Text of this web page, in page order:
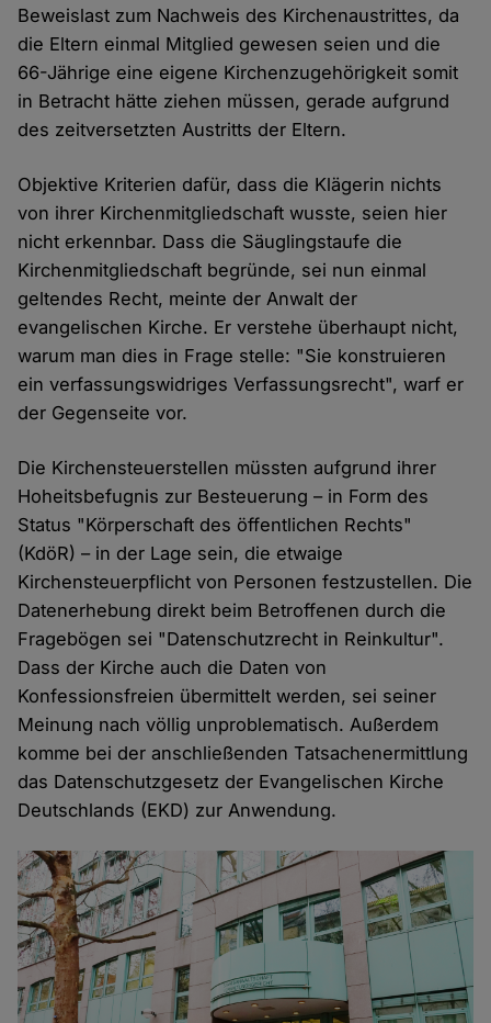
Beweislast zum Nachweis des Kirchenaustrittes, da
die Eltern einmal Mitglied gewesen seien und die
66-Jährige eine eigene Kirchenzugehörigkeit somit
in Betracht hätte ziehen müssen, gerade aufgrund
des zeitversetzten Austritts der Eltern.
Objektive Kriterien dafür, dass die Klägerin nichts
von ihrer Kirchenmitgliedschaft wusste, seien hier
nicht erkennbar. Dass die Säuglingstaufe die
Kirchenmitgliedschaft begründe, sei nun einmal
geltendes Recht, meinte der Anwalt der
evangelischen Kirche. Er verstehe überhaupt nicht,
warum man dies in Frage stelle: "Sie konstruieren
ein verfassungswidriges Verfassungsrecht", warf er
der Gegenseite vor.
Die Kirchensteuerstellen müssten aufgrund ihrer
Hoheitsbefugnis zur Besteuerung – in Form des
Status "Körperschaft des öffentlichen Rechts"
(KdöR) – in der Lage sein, die etwaige
Kirchensteuerpflicht von Personen festzustellen. Die
Datenerhebung direkt beim Betroffenen durch die
Fragebögen sei "Datenschutzrecht in Reinkultur".
Dass der Kirche auch die Daten von
Konfessionsfreien übermittelt werden, sei seiner
Meinung nach völlig unproblematisch. Außerdem
komme bei der anschließenden Tatsachenermittlung
das Datenschutzgesetz der Evangelischen Kirche
Deutschlands (EKD) zur Anwendung.